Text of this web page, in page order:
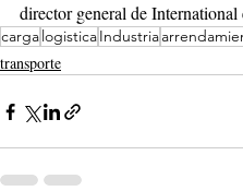
director general de
carga logisticaIndustria
transporte